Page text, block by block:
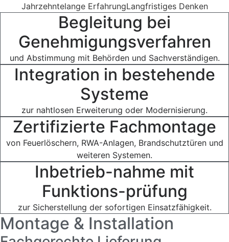
Jahrzehntelange ErfahrungLangfristiges Denken
Begleitung bei
Genehmigungsverfahren
und Abstimmung mit Behörden und Sachverständigen.
Integration in bestehende
Systeme
zur nahtlosen Erweiterung oder Modernisierung.
Zertifizierte Fachmontage
von Feuerlöschern, RWA-Anlagen, Brandschutztüren und
weiteren Systemen.
Inbetrieb-nahme mit
Funktions-prüfung
zur Sicherstellung der sofortigen Einsatzfähigkeit.
Montage & Installation